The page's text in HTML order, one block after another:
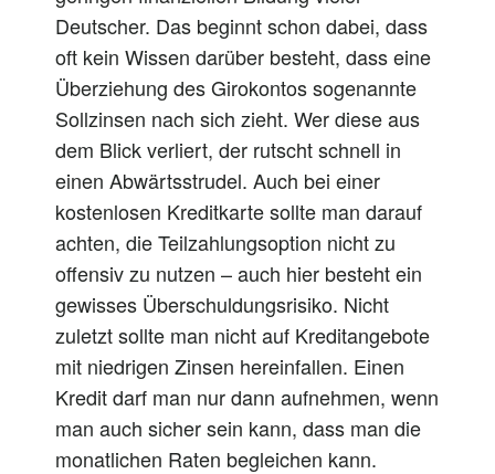
Deutscher. Das beginnt schon dabei, dass
oft kein Wissen darüber besteht, dass eine
Überziehung des Girokontos sogenannte
Sollzinsen nach sich zieht. Wer diese aus
dem Blick verliert, der rutscht schnell in
einen Abwärtsstrudel. Auch bei einer
kostenlosen Kreditkarte sollte man darauf
achten, die Teilzahlungsoption nicht zu
offensiv zu nutzen – auch hier besteht ein
gewisses Überschuldungsrisiko. Nicht
zuletzt sollte man nicht auf Kreditangebote
mit niedrigen Zinsen hereinfallen. Einen
Kredit darf man nur dann aufnehmen, wenn
man auch sicher sein kann, dass man die
monatlichen Raten begleichen kann.